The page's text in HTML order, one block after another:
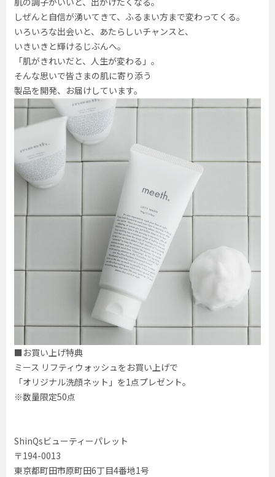
しぜんと自信が湧いてきて、ふるまい方まで変わってくる。
いろいろな出会いと、あたらしいチャンスと、
いきいきと輝けるじぶんへ。
「肌がきれいだと、人生が変わる」。
そんな思いで皆さまの肌に寄り添う
製品を開発、お届けしています。
■お買い上げ特典
ミース リフティウォッシュをお買い上げで
「オリジナル洗顔ネット」を1点プレゼント。
※数量限定50点
ShinQsビューティーパレット
〒194-0013
東京都町田市原町田6丁目4番地1号